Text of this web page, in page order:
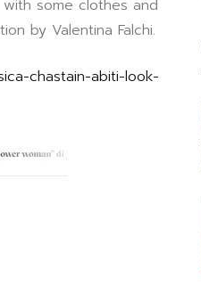
with some clothes and
by Valentina Falchi.
chastain-abiti-look-